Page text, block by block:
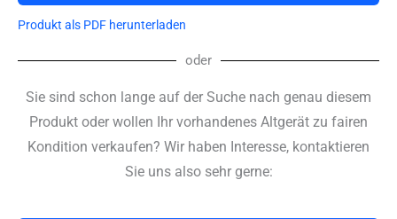
Produkt als PDF herunterladen
oder
Sie sind schon lange auf der Suche nach genau diesem
Produkt oder wollen Ihr vorhandenes Altgerät zu fairen
Kondition verkaufen? Wir haben Interesse, kontaktieren
Sie uns also sehr gerne: